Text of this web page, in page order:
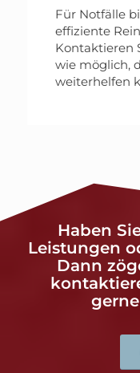
Für Notfälle
effiziente
Kontaktieren
wie möglich,
weiterhelfen
Haben
Leistungen
Dann